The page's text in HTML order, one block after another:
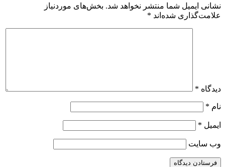
نشانی ایمیل شما منتشر نخواهد شد. بخش‌های موردنیاز
علامت‌گذاری شده‌اند *
دیدگاه *
نام *
ایمیل *
وب‌ سایت